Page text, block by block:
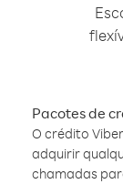
Pacotes de
O crédito
adquirir
chamadas